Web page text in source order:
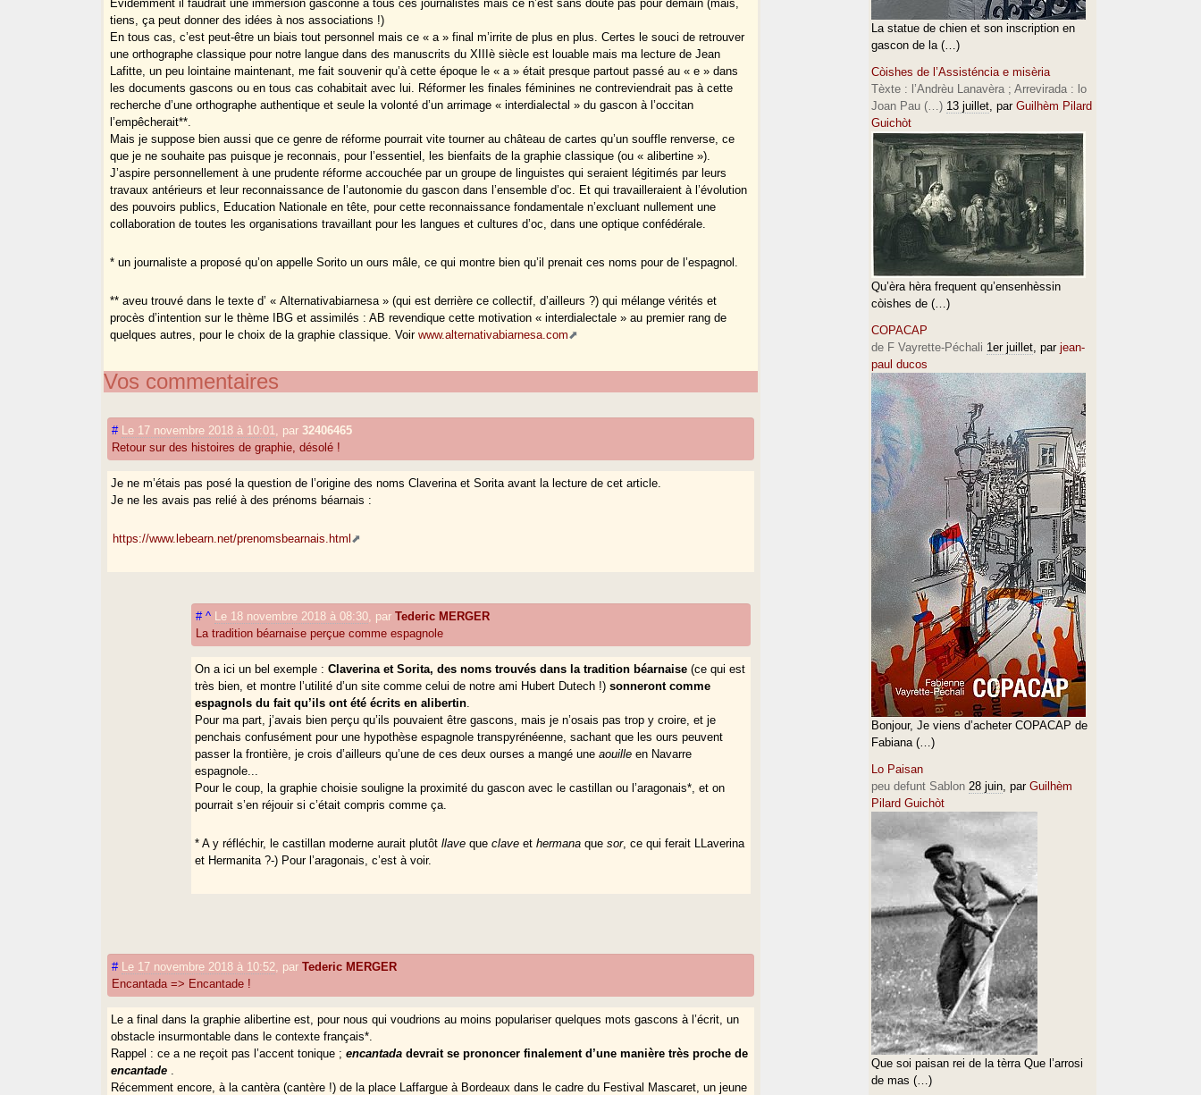
Evidemment il faudrait une immersion gasconne à tous ces journalistes mais ce n’est sans doute pas pour demain (mais,
tiens, ça peut donner des idées à nos associations !)
En tous cas, c’est peut-être un biais tout personnel mais ce « a » final m’irrite de plus en plus. Certes le souci de retrouver
une orthographe classique pour notre langue dans des manuscrits du XIIIè siècle est louable mais ma lecture de Jean
Lafitte, un peu lointaine maintenant, me fait souvenir qu’à cette époque le « a » était presque partout passé au « e » dans
les documents gascons ou en tous cas cohabitait avec lui. Réformer les finales féminines ne contreviendrait pas à cette
recherche d’une orthographe authentique et seule la volonté d’un arrimage « interdialectal » du gascon à l’occitan
l’empêcherait**.
Mais je suppose bien aussi que ce genre de réforme pourrait vite tourner au château de cartes qu’un souffle renverse, ce
que je ne souhaite pas puisque je reconnais, pour l’essentiel, les bienfaits de la graphie classique (ou « alibertine »).
J’aspire personnellement à une prudente réforme accouchée par un groupe de linguistes qui seraient légitimés par leurs
travaux antérieurs et leur reconnaissance de l’autonomie du gascon dans l’ensemble d’oc. Et qui travailleraient à l’évolution
des pouvoirs publics, Education Nationale en tête, pour cette reconnaissance fondamentale n’excluant nullement une
collaboration de toutes les organisations travaillant pour les langues et cultures d’oc, dans une optique confédérale.
* un journaliste a proposé qu’on appelle Sorito un ours mâle, ce qui montre bien qu’il prenait ces noms pour de l’espagnol.
** aveu trouvé dans le texte d’ « Alternativabiarnesa » (qui est derrière ce collectif, d’ailleurs ?) qui mélange vérités et
procès d’intention sur le thème IBG et assimilés : AB revendique cette motivation « interdialectale » au premier rang de
quelques autres, pour le choix de la graphie classique. Voirwww.alternativabiarnesa.com
Vos commentaires
# Le 17 novembre 2018 à 10:01 par32406465
Retour sur des histoires de graphie, désolé !
Je ne m’étais pas posé la question de l’origine des noms Claverina et Sorita avant la lecture de cet article.
Je ne les avais pas relié à des prénoms béarnais :
https://www.lebearn.net/prenomsbearnais.html
# ^ Le 18 novembre 2018 à 08:30 parTederic MERGER
La tradition béarnaise perçue comme espagnole
On a ici un bel exemple :Claverina et Sorita, des noms trouvés dans la tradition béarnaise (ce qui est
très bien, et montre l’utilité d’un site comme celui de notre ami Hubert Dutech !)sonneront comme
espagnols du fait qu’ils ont été écrits en alibertin
Pour ma part, j’avais bien perçu qu’ils pouvaient être gascons, mais je n’osais pas trop y croire, et je
penchais confusément pour une hypothèse espagnole transpyrénéenne, sachant que les ours peuvent
passer la frontière, je crois d’ailleurs qu’une de ces deux ourses a mangé uneaouille en Navarre
espagnole...
Pour le coup, la graphie choisie souligne la proximité du gascon avec le castillan ou l’aragonais*, et on
pourrait s’en réjouir si c’était compris comme ça.
* A y réfléchir, le castillan moderne aurait plutôtllave queclave ethermana quesor, ce qui ferait LLaverina
et Hermanita ?-) Pour l’aragonais, c’est à voir.
# Le 17 novembre 2018 à 10:52 parTederic MERGER
Encantada => Encantade !
Le a final dans la graphie alibertine est, pour nous qui voudrions au moins populariser quelques mots gascons à l’écrit, un
obstacle insurmontable dans le contexte français*.
Rappel : ce a ne reçoit pas l’accent tonique ;encantada devrait se prononcer finalement d’une manière très proche de
encantade
Récemment encore, à la cantèra (cantère !) de la place Laffargue à Bordeaux dans le cadre du Festival Mascaret, un jeune
La statue de chien et son inscription en
gascon de la (…)
Còishes de l’Assisténcia e misèria
Tèxte : l’Andrèu Lanavèra ; Arrevirada : lo
Joan Pau (…) 13 juillet, par Guilhèm Pilard
Guichòt
Qu’èra hèra frequent qu’ensenhèssin
còishes de (…)
COPACAP
de F Vayrette-Péchali 1er juillet, par jean-
paul ducos
Bonjour, Je viens d’acheter COPACAP de
Fabiana (…)
Lo Paisan
peu defunt Sablon 28 juin, par Guilhèm
Pilard Guichòt
Que soi paisan rei de la tèrra Que l’arrosi
de mas (…)